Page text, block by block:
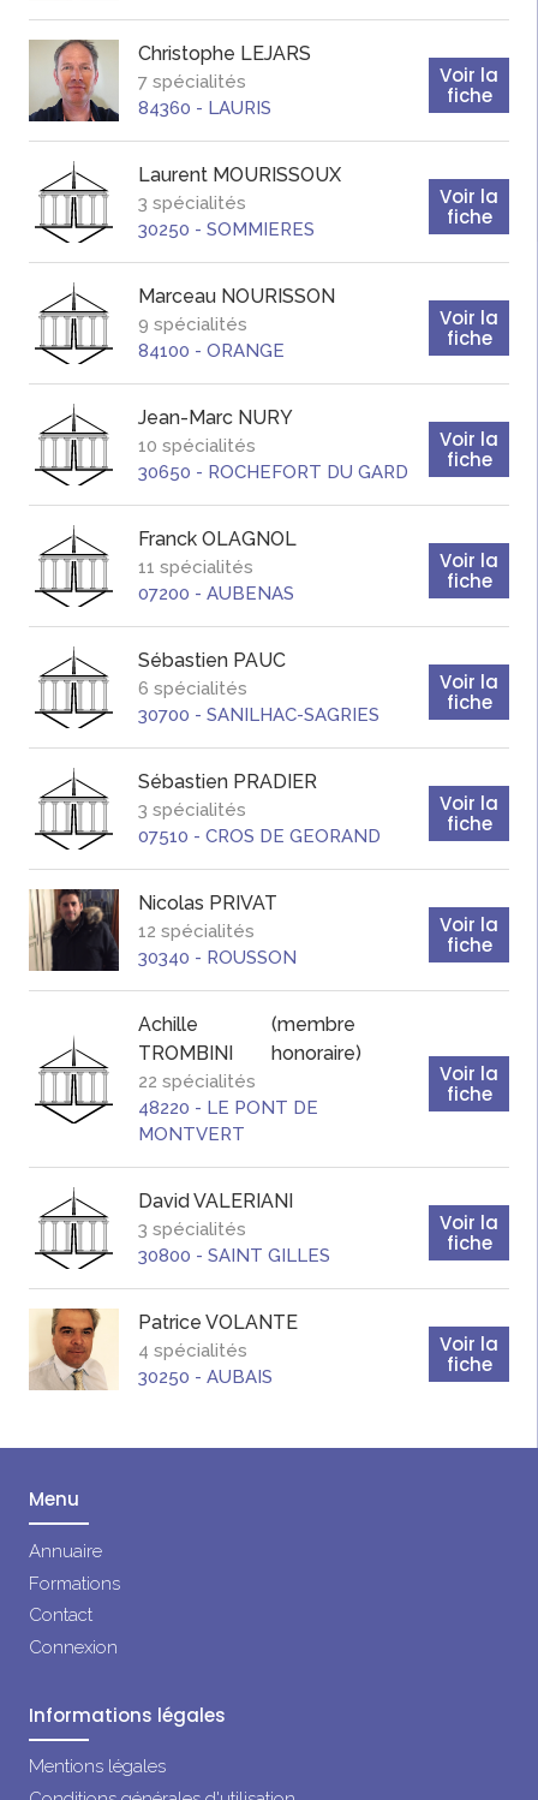
Christophe LEJARS
7 spécialités
84360 - LAURIS
Voir la
fiche
Laurent MOURISSOUX
3 spécialités
30250 - SOMMIERES
Voir la
fiche
Marceau NOURISSON
9 spécialités
84100 - ORANGE
Voir la
fiche
Jean-Marc NURY
10 spécialités
30650 - ROCHEFORT DU GARD
Voir la
fiche
Franck OLAGNOL
11 spécialités
07200 - AUBENAS
Voir la
fiche
Sébastien PAUC
6 spécialités
30700 - SANILHAC-SAGRIES
Voir la
fiche
Sébastien PRADIER
3 spécialités
07510 - CROS DE GEORAND
Voir la
fiche
Nicolas PRIVAT
12 spécialités
30340 - ROUSSON
Voir la
fiche
Achille
TROMBINI
(membre
honoraire)
22 spécialités
48220 - LE PONT DE
MONTVERT
Voir la
fiche
David VALERIANI
3 spécialités
30800 - SAINT GILLES
Voir la
fiche
Patrice VOLANTE
4 spécialités
30250 - AUBAIS
Voir la
fiche
Menu
Annuaire
Formations
Contact
Connexion
Informations légales
Mentions légales